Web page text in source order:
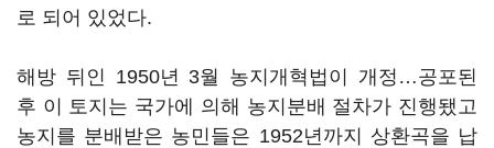
로 되어 있었다.
해방 뒤인 1950년 3월 농지개혁법이 개정…공포된
후 이 토지는 국가에 의해 농지분배 절차가 진행됐고
농지를 분배받은 농민들은 1952년까지 상환곡을 납